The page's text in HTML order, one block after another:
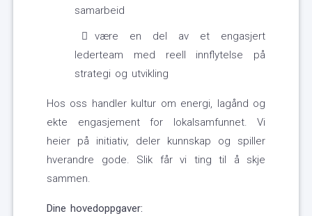
samarbeid
være en del av et engasjert
lederteam med reell innflytelse på
strategi og utvikling
Hos oss handler kultur om energi, lagånd og
ekte engasjement for lokalsamfunnet. Vi
heier på initiativ, deler kunnskap og spiller
hverandre gode. Slik får vi ting til å skje
sammen.
Dine hovedoppgaver: